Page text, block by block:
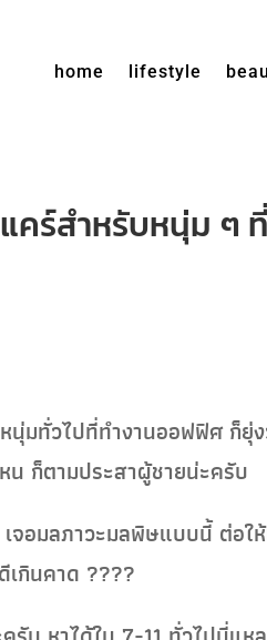
home lifestyle
ร์สำหรับหนุ่ม ๆ
มทั่วไปที่ทำงานออฟฟิศ ก็ยุ่
น ก็ตามประสาผู้ชายน่ะครับ
จอมลภาวะมลพิษแบบนี้ ต่อ
เกินคาด ????